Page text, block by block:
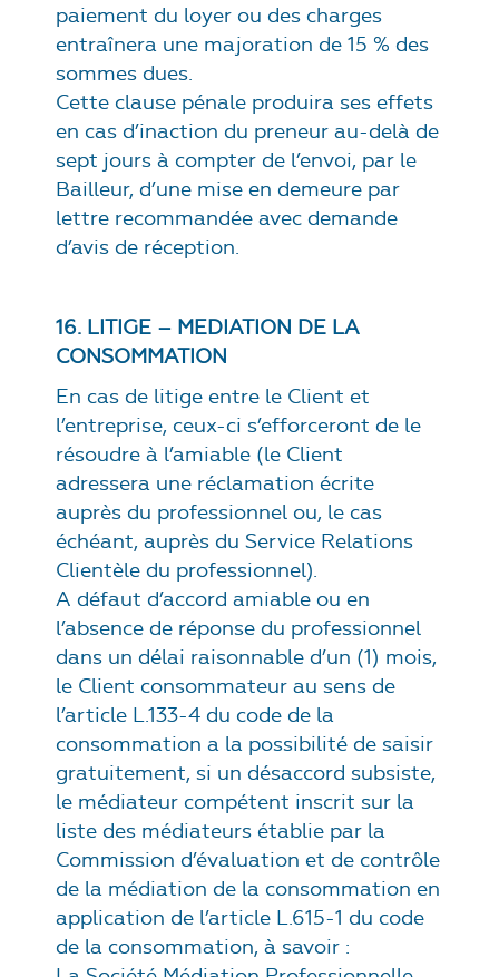
paiement du loyer ou des charges
entraînera une majoration de 15 % des
sommes dues.
Cette clause pénale produira ses effets
en cas d’inaction du preneur au-delà de
sept jours à compter de l’envoi, par le
Bailleur, d’une mise en demeure par
lettre recommandée avec demande
d’avis de réception.
16. LITIGE – MEDIATION DE LA
CONSOMMATION
En cas de litige entre le Client et
l’entreprise, ceux-ci s’efforceront de le
résoudre à l’amiable (le Client
adressera une réclamation écrite
auprès du professionnel ou, le cas
échéant, auprès du Service Relations
Clientèle du professionnel).
A défaut d’accord amiable ou en
l’absence de réponse du professionnel
dans un délai raisonnable d’un (1) mois,
le Client consommateur au sens de
l’article L.133-4 du code de la
consommation a la possibilité de saisir
gratuitement, si un désaccord subsiste,
le médiateur compétent inscrit sur la
liste des médiateurs établie par la
Commission d’évaluation et de contrôle
de la médiation de la consommation en
application de l’article L.615-1 du code
de la consommation, à savoir :